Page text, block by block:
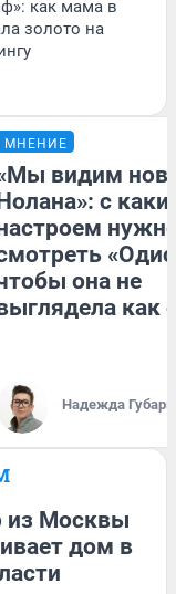
как мама в
золото на
МНЕНИЕ
видим
с
она не
как
Надежда Губарь
из Москвы
дом в